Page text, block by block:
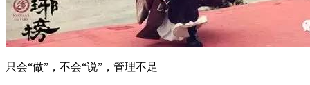
只会“做”，不会“说”，管理不足